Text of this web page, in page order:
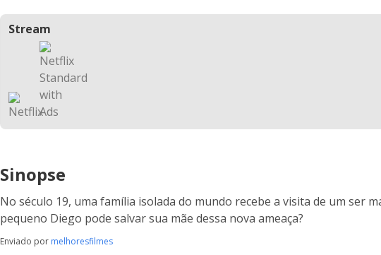
Stream
Sinopse
No século 19, uma família isolada do mundo recebe a visita de um ser
pequeno Diego pode salvar sua mãe dessa nova ameaça?
Enviado por melhoresfilmes